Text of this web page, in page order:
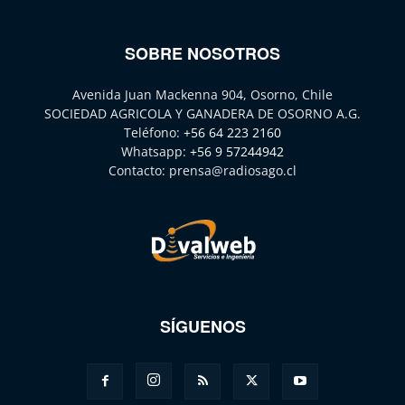
SOBRE NOSOTROS
Avenida Juan Mackenna 904, Osorno, Chile
SOCIEDAD AGRICOLA Y GANADERA DE OSORNO A.G.
Teléfono: +56 64 223 2160
Whatsapp: +56 9 57244942
Contacto: prensa@radiosago.cl
SÍGUENOS